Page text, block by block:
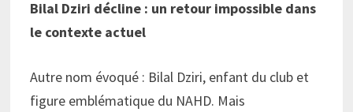
Bilal Dziri décline : un retour impossible dans
le contexte actuel
Autre nom évoqué : Bilal Dziri, enfant du club et
figure emblématique du NAHD. Mais